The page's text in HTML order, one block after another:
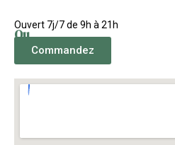
Ouvert 7j/7 de 9h à 21h
Ou
Commandez